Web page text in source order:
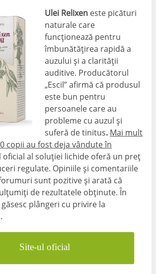
Ulei Relixen este picături
naturale care
funcționează pentru
îmbunătățirea rapidă a
auzului și a clarității
auditive. Producătorul
„Escil” afirmă că produsul
este bun pentru
persoanele care au
probleme cu auzul și
suferă de tinitus. Mai mult
copii au fost deja vândute în
oficial al soluției lichide oferă un preț
regulate. Opiniile și comentariile
sunt pozitive și arată că
de rezultatele obținute. În
plângeri cu privire la
Site-ul oficial